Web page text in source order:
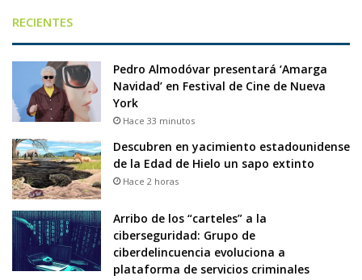
RECIENTES
Pedro Almodóvar presentará ‘Amarga
Navidad’ en Festival de Cine de Nueva
York
Hace 33 minutos
Descubren en yacimiento estadounidense
de la Edad de Hielo un sapo extinto
Hace 2 horas
Arribo de los “carteles” a la
ciberseguridad: Grupo de
ciberdelincuencia evoluciona a
plataforma de servicios criminales